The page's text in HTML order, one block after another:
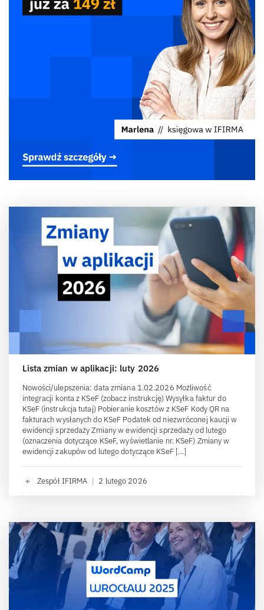
Lista zmian w aplikacji: luty 2026
Nowości/ulepszenia: data zmiana 1.02.2026 Możliwość
integracji konta z KSeF (zobacz instrukcję) Wysyłka faktur do
KSeF (instrukcja tutaj) Pobieranie kosztów z KSeF Kody QR na
fakturach wysłanych do KSeF Podatek od niezwróconej kaucji w
ewidencji sprzedaży Zmiany w ewidencji sprzedaży od lutego
(oznaczenia dotyczące KSeF, wyświetlanie nr. KSeF) Zmiany w
ewidencji zakupów od lutego dotyczące KSeF […]
Zespół IFIRMA | 2 lutego 2026